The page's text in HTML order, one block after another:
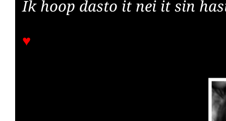
Ik hoop dasto it nei it sin
♥